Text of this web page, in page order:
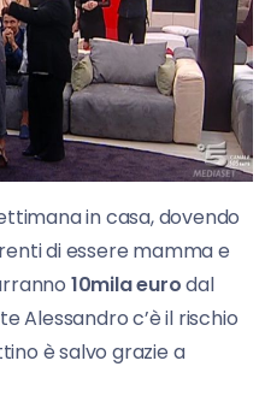
in casa, dovendo
di essere mamma e
10mila eurodal
Alessandro c’è il rischio
è salvo grazie a